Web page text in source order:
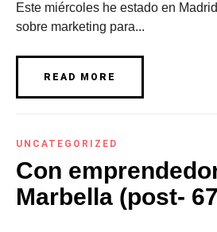
Este miércoles he estado en
sobre marketing para...
READ MORE
UNCATEGORIZED
Con
Marbella (post-